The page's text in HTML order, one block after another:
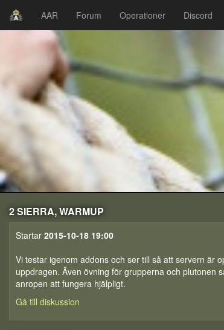
AAR Forum Operationer Discord
2 SIERRA, WARMUP
Startar 2015-10-18 19:00
Vi testar igenom addons och ser till så att servern är
uppdragen. Även övning för grupperna och plutonen
anropen att fungera hjälpligt.
Gå till diskussion